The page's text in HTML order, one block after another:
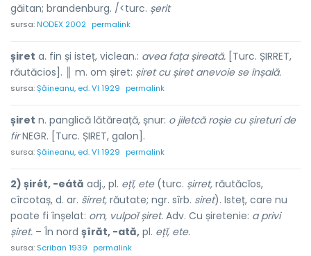
găitan; brandenburg. /<turc. șerit
sursa:NODEX 2002 permalink
șiret a. fin și isteț, viclean.: avea fața șireată. [Turc. ȘIRRET,
răutăcios]. ║ m. om șiret: șiret cu șiret anevoie se înșală.
sursa:Șăineanu, ed. VI 1929 permalink
șiret n. panglică lătăreață, șnur: o jiletcă roșie cu șireturi de
firNEGR. [Turc. ȘIRET, galon].
sursa:Șăineanu, ed. VI 1929 permalink
2) șirét, -eátă adj., pl. ețĭ, ete(turc. șirret, răutăcĭos,
cîrcotaș, d. ar. širret, răutate; ngr. sîrb. siret). Isteț, care nu
poate fi înșelat: om, vulpoĭ șiret. Adv. Cu șiretenie: a privi
șiret. – În nord șîrăt, -ată, pl. ețĭ, ete.
sursa: Scriban 1939 permalink